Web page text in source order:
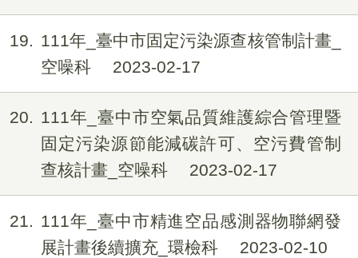
19
111年_臺中市固定污染源查核管制計畫_
空噪科
2023-02-17
20
111年_臺中市空氣品質維護綜合管理暨
固定污染源節能減碳許可、空污費管制
查核計畫_空噪科
2023-02-17
21
111年_臺中市精進空品感測器物聯網發
展計畫後續擴充_環檢科
2023-02-10